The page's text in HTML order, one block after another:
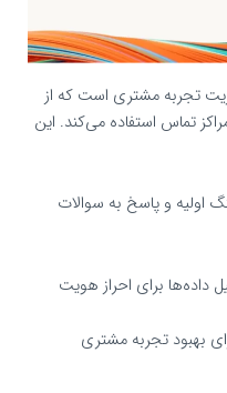
تجربه مشتری است که از
تماس استفاده می‌کند. این
اولیه و پاسخ به سوالات
داده‌ها برای احراز هویت
بهبود تجربه مشتری